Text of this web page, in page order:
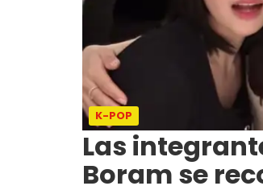
K-POP
Las
Boram se